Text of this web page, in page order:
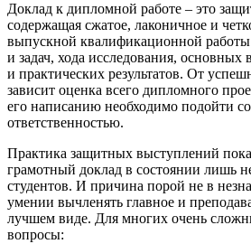
Доклад к дипломной работе – это
содержащая сжатое, лаконичное и
выпускной квалификационной
и задач, хода исследования, основных
и практических результатов. От
зависит оценка всего дипломного
его написанию необходимо подойти
ответственностью.
Практика защитных выступлений
грамотный доклад в состоянии лишь
студентов. И причина порой не в
умении вычленять главное и
лучшем виде. Для многих очень
вопросы: